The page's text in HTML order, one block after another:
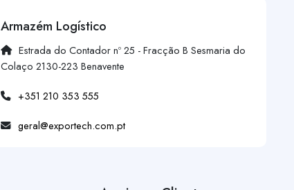
Armazém Logístico
Estrada do Contador nº 25 - Fracção B Sesmaria do
Colaço 2130-223 Benavente
+351 210 353 555
geral@exportech.com.pt